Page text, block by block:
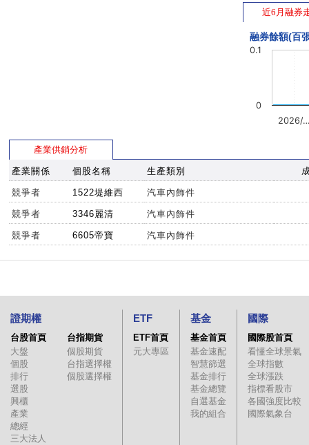
近6月融券
融券餘額(百
2026/
0
0.1
產業供銷分析
產業關係 個股名稱 生產類別
競爭者 1522堤維西 汽車內飾件
競爭者 3346麗清 汽車內飾件
競爭者 6605帝寶 汽車內飾件
證期權
台股首頁
大盤
個股
排行
選股
興櫃
產業
總經
三大法人
台指期貨
個股期貨
台指選擇權
個股選擇權
ETF
ETF首頁
元大專區
基金
基金首頁
基金速配
智慧篩選
基金排行
基金總覽
自選基金
我的組合
國際
國際股首頁
看懂全球景氣
全球指數
全球漲跌
指標看股市
各國強度比較
國際氣象台